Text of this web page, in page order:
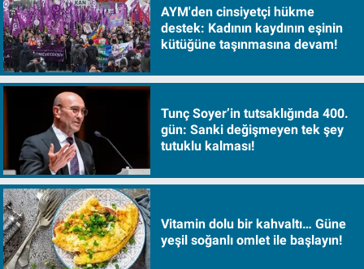
AYM'den cinsiyetçi hükme
destek: Kadının kaydının eşinin
kütüğüne taşınmasına devam!
Tunç Soyer’in tutsaklığında 400.
gün: Sanki değişmeyen tek şey
tutuklu kalması!
Vitamin dolu bir kahvaltı… Güne
yeşil soğanlı omlet ile başlayın!